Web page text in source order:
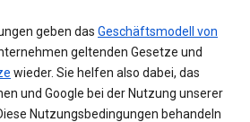
geben das Geschäftsmodell von
geltenden Gesetze und
wieder. Sie helfen also dabei, das
und Google bei der Nutzung unserer
Nutzungsbedingungen behandeln